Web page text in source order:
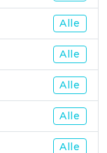
Alle
Alle
Alle
Alle
Alle